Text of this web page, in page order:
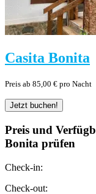
Casita Bonita
Preis ab 85,00 € pro Nacht
Preis und
Bonita prüfen
Check-in:
Check-out: